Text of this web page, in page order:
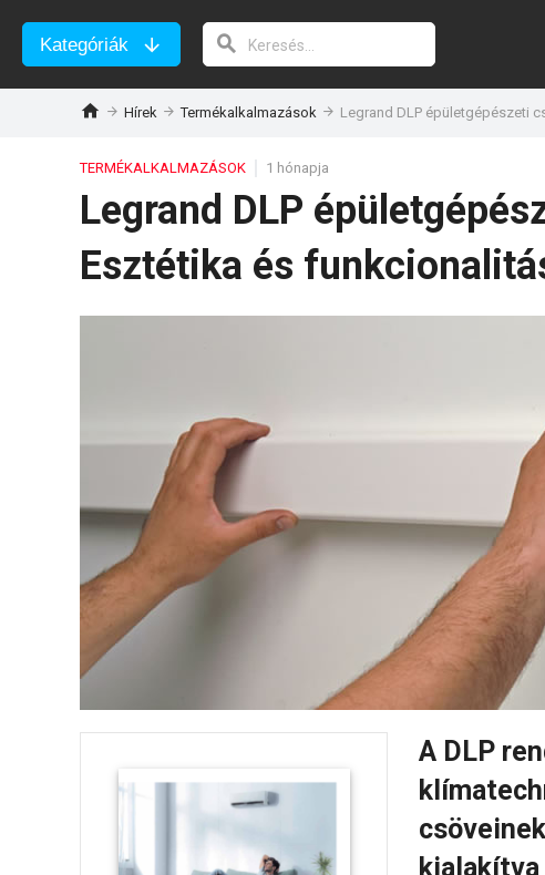
Kategóriák
Hírek Termékalkalmazások Legrand DLP épületgépészeti
TERMÉKALKALMAZÁSOK 1 hónapja
Legrand DLP
Esztétika és
A DLP
kialakítva